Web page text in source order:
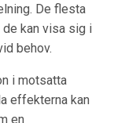
De flesta
kan visa sig i
behov.
i motsatta
effekterna kan
en